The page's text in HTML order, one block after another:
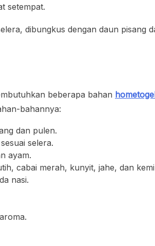
setempat.
beberapa bahan
bahannya:
dan pulen.
selera.
ayam.
cabai merah, kunyit, jahe, dan
nasi.